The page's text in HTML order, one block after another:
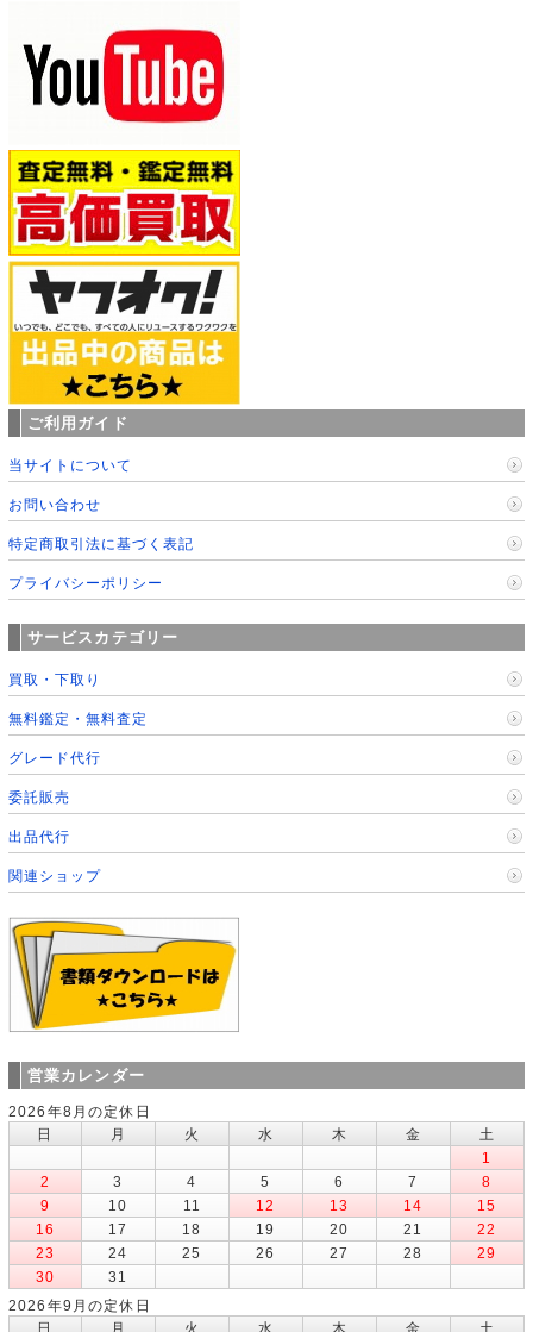
ご利用ガイド
当サイトについて
お問い合わせ
特定商取引法に基づく表記
プライバシーポリシー
サービスカテゴリー
買取・下取り
無料鑑定・無料査定
グレード代行
委託販売
出品代行
関連ショップ
営業カレンダー
2026年8月の定休日
日
月 火 水 木 金
土
1
2
3 4 5 6 7
8
9
10 11 12 13 14
15
16
17 18 19 20 21
22
23
24 25 26 27 28
29
30
31
2026年9月の定休日
日
月 火 水 木 金
土